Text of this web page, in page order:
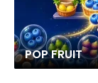
POP FRUIT